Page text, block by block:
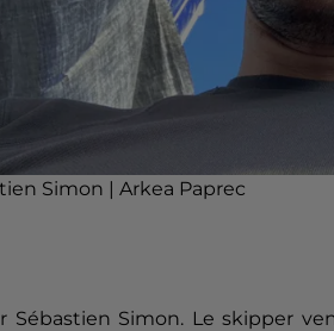
Simon | Arkea Paprec
Sébastien Simon. Le skipper